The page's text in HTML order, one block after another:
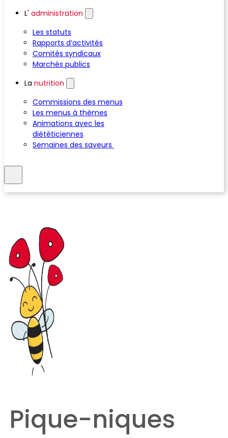
L' administration
Les statuts
Rapports d’activités
Comités syndicaux
Marchés publics
La nutrition
Commissions des menus
Les menus à thèmes
Animations avec les
diététiciennes
Semaines des saveurs
Pique-niques